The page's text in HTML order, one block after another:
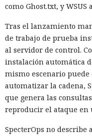
como Ghost.txt, y WSUS
Tras el lanzamiento
de trabajo de prueba
al servidor de control.
instalación automática
mismo escenario
automatizar la cadena,
que genera las
reproducir el ataque en
SpecterOps no describe